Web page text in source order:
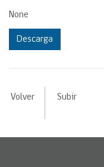
None
Descarga
Volver Subir